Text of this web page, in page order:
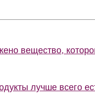
вещество,
лучше всего